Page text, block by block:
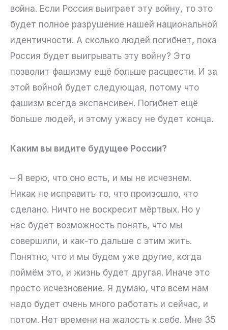
война. Если Россия выиграет эту войну, то это
будет полное разрушение нашей национальной
идентичности. А сколько людей погибнет, пока
Россия будет выигрывать эту войну? Это
позволит фашизму ещё больше расцвести. И за
этой войной будет следующая, потому что
фашизм всегда экспансивен. Погибнет ещё
больше людей, и этому ужасу не будет конца.
Каким вы видите будущее России?
– Я верю, что оно есть, и мы не исчезнем.
Никак не исправить то, что произошло, что
сделано. Ничто не воскресит мёртвых. Но у
нас будет возможность понять, что мы
совершили, и как-то дальше с этим жить.
Понятно, что и мы будем уже другие, когда
поймём это, и жизнь будет другая. Иначе это
просто исчезновение. Я думаю, что всем нам
надо будет очень много работать и сейчас, и
потом. Нет времени на жалость к себе. Мне 35